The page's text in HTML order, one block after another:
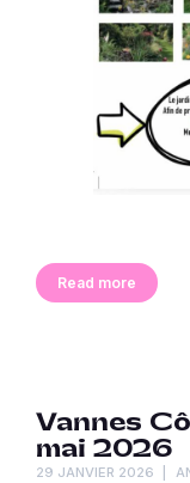
Read more
Vannes
mai 2026
29 JANVIER 2026